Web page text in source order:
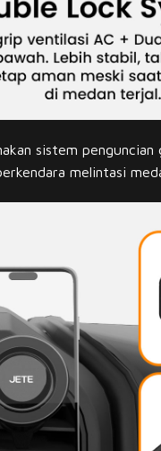
sistem penguncian
melintasi